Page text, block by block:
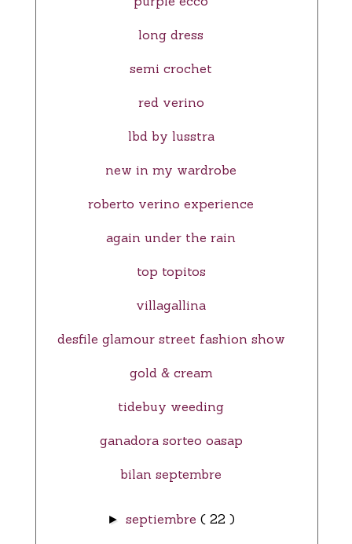
long dress
semi crochet
red verino
lbd by lusstra
new in my wardrobe
roberto verino experience
again under the rain
top topitos
villagallina
desfile glamour street fashion show
gold & cream
tidebuy weeding
ganadora sorteo oasap
bilan septembre
► septiembre ( 22 )